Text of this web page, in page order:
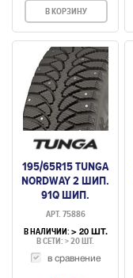
В КОРЗИНУ
195/65R15 TUNGA
NORDWAY 2 ШИП.
91Q ШИП.
АРТ. 75886
В НАЛИЧИИ: > 20 ШТ.
В СЕТИ: > 20 ШТ.
в сравнение